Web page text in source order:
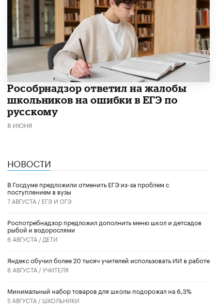
Рособрнадзор ответил на жалобы
школьников на ошибки в ЕГЭ по
русскому
8 ИЮНЯ
НОВОСТИ
В Госдуме предложили отменить ЕГЭ из-за проблем с
поступлением в вузы
7 АВГУСТА / ЕГЭ И ОГЭ
Роспотребнадзор предложил дополнить меню школ и детсадов
рыбой и водорослями
6 АВГУСТА / ДЕТИ
​Яндекс обучил более 20 тысяч учителей использовать ИИ в работе
6 АВГУСТА /УЧИТЕЛЯ
Минимальный набор товаров для школы подорожал на 6,3%
5 АВГУСТА / ШКОЛЬНИКИ